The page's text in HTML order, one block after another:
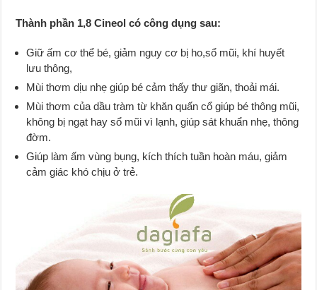
Thành phần 1,8 Cineol có công dụng sau:
Giữ ấm cơ thể bé, giảm nguy cơ bị ho,sổ mũi, khí huyết
lưu thông,
Mùi thơm dịu nhẹ giúp bé cảm thấy thư giãn, thoải mái.
Mùi thơm của dầu tràm từ khăn quấn cổ giúp bé thông mũi,
không bị ngạt hay sổ mũi vì lạnh, giúp sát khuẩn nhẹ, thông
đờm.
Giúp làm ấm vùng bụng, kích thích tuần hoàn máu, giảm
cảm giác khó chịu ở trẻ.